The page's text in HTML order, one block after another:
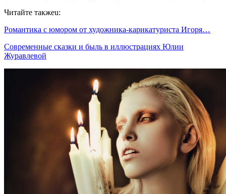
Читайте такжеu:
Романтика с юмором от художника-карикатуриста Игоря…
Современные сказки и быль в иллюстрациях Юлии
Журавлевой